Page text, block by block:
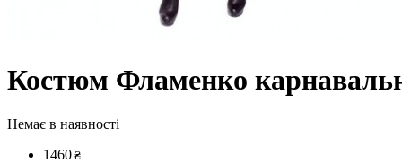
Костюм Фламенко
Немає в наявності
1460 ₴